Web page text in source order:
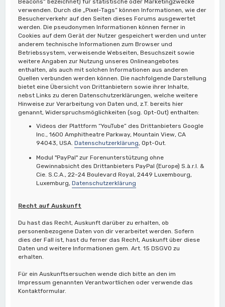
Beacons“ bezeichnet) für statistische oder Marketingzwecke
verwenden. Durch die „Pixel-Tags“ können Informationen, wie der
Besucherverkehr auf den Seiten dieses Forums ausgewertet
werden. Die pseudonymen Informationen können ferner in
Cookies auf dem Gerät der Nutzer gespeichert werden und unter
anderem technische Informationen zum Browser und
Betriebssystem, verweisende Webseiten, Besuchszeit sowie
weitere Angaben zur Nutzung unseres Onlineangebotes
enthalten, als auch mit solchen Informationen aus anderen
Quellen verbunden werden können. Die nachfolgende Darstellung
bietet eine Übersicht von Drittanbietern sowie ihrer Inhalte,
nebst Links zu deren Datenschutzerklärungen, welche weitere
Hinweise zur Verarbeitung von Daten und, z.T. bereits hier
genannt, Widerspruchsmöglichkeiten (sog. Opt-Out) enthalten:
Videos der Plattform “YouTube” des Drittanbieters Google
Inc., 1600 Amphitheatre Parkway, Mountain View, CA
94043, USA.Datenschutzerklärung, Opt-Out.
Modul "PayPal" zur Forenunterstützung ohne
Gewinnabsicht des Drittanbieters PayPal (Europe) S.à.r.l. &
Cie. S.C.A., 22-24 Boulevard Royal, 2449 Luxembourg,
Luxemburg,Datenschutzerklärung
Recht auf Auskunft
Du hast das Recht, Auskunft darüber zu erhalten, ob
personenbezogene Daten von dir verarbeitet werden. Sofern
dies der Fall ist, hast du ferner das Recht, Auskunft über diese
Daten und weitere Informationen gem. Art. 15 DSGVO zu
erhalten.
Für ein Auskunftsersuchen wende dich bitte an den im
Impressum genannten Verantwortlichen oder verwende das
Kontaktformular.